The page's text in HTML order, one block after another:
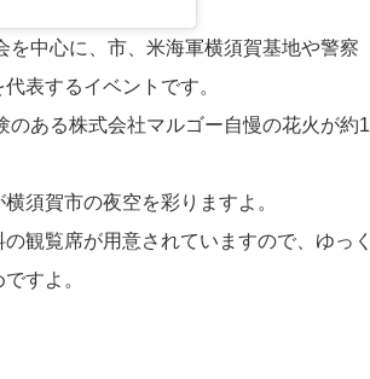
を中心に、市、米海軍横須賀基地や警察
表するイベントです。
ある株式会社マルゴー自慢の花火が約1
須賀市の夜空を彩りますよ。
観覧席が用意されていますので、ゆっく
すよ。